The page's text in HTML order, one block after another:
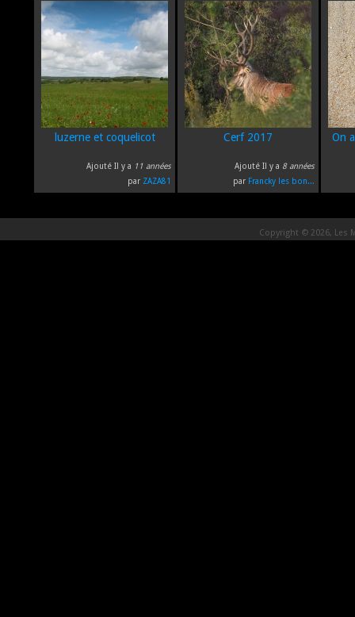
luzerne et coquelicot
Ajouté Il y a 11 années
par ZAZA81
Cerf 2017
Ajouté Il y a 8 années
par Francky les bon...
On
Copyright © 2026, Les